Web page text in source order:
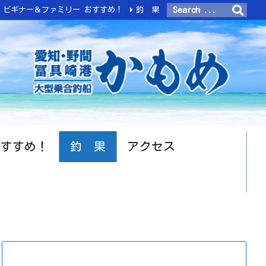
すめ！ 釣 果 アクセス
ビギナー＆ファミリー おすすめ！ 釣 果